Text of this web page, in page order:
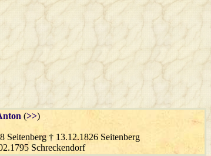
(>>)
Seitenberg † 13.12.1826 Seitenberg
Schreckendorf